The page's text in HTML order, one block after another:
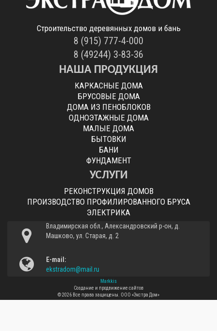
Строительство деревянных домов и бань
8 (915) 777-4-000
8 (49244) 3-83-36
НАША ПРОДУКЦИЯ
КАРКАСНЫЕ ДОМА
БРУСОВЫЕ ДОМА
ДОМА ИЗ ПЕНОБЛОКОВ
ОДНОЭТАЖНЫЕ ДОМА
МАЛЫЕ ДОМА
БЫТОВКИ
БАНИ
ФУНДАМЕНТ
УСЛУГИ
РЕКОНСТРУКЦИЯ ДОМОВ
ПРОИЗВОДСТВО ПРОФИЛИРОВАННОГО БРУСА
ЭЛЕКТРИКА
Владимирская обл., Александровский р-он, д.
Машково, ул. Старая, д. 2
E-mail:
ekstradom@mail.ru
Markkis
Создание и продвижение сайтов
© 2026 Все права защищены. ООО «Экстра Дом»